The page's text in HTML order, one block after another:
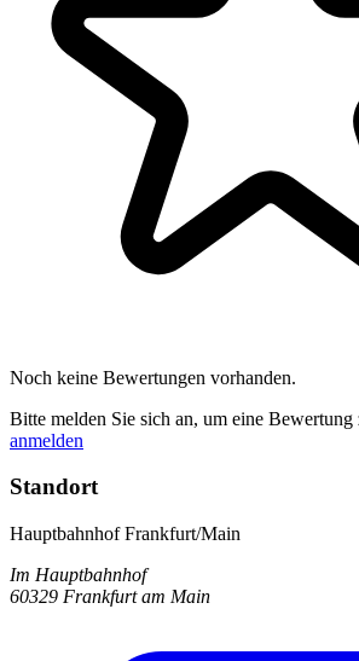
Noch keine Bewertungen vorhanden.
Bitte melden Sie sich an, um eine Bewertung
anmelden
Standort
Hauptbahnhof Frankfurt/Main
Im Hauptbahnhof
60329 Frankfurt am Main